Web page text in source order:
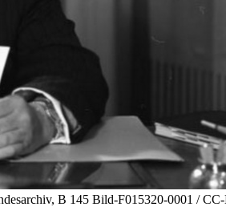
B 145 Bild-F015320-0001 /